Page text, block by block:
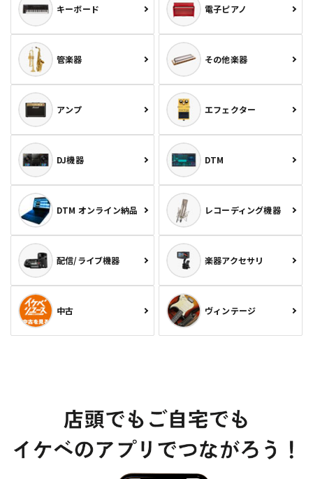
キーボード 電子ピアノ
管楽器 その他楽器
アンプ エフェクター
DJ機器 DTM
DTM オンライン納品 レコーディング機器
配信/ライブ機器 楽器アクセサリ
中古 ヴィンテージ